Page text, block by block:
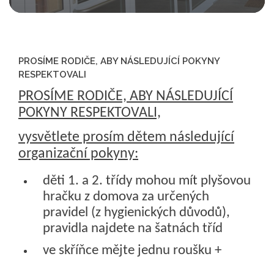
PROSÍME RODIČE, ABY NÁSLEDUJÍCÍ POKYNY
RESPEKTOVALI
PROSÍME RODIČE, ABY NÁSLEDUJÍCÍ
POKYNY RESPEKTOVALI,
vysvětlete prosím dětem následující
organizační pokyny:
děti 1. a 2. třídy mohou mít plyšovou
hračku z domova za určených
pravidel (z hygienických důvodů),
pravidla najdete na šatnách tříd
ve skříňce mějte jednu roušku +